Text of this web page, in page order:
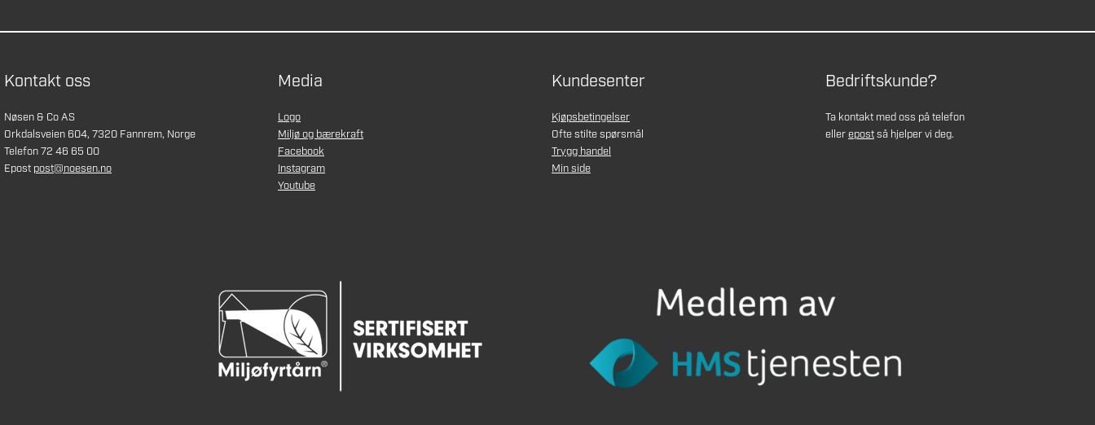
Kontakt oss
Nøsen & Co AS
Orkdalsveien 604, 7320 Fannrem, Norge
Telefon 72 46 65 00
Epost post@noesen.no
Media
Logo
Miljø og bærekraft
Facebook
Instagram
Youtube
Kundesenter
Kjøpsbetingelser
Ofte stilte spørsmål
Trygg handel
Min side
Bedriftskunde?
Ta kontakt med oss på telefon
ellerepostså hjelper vi deg.